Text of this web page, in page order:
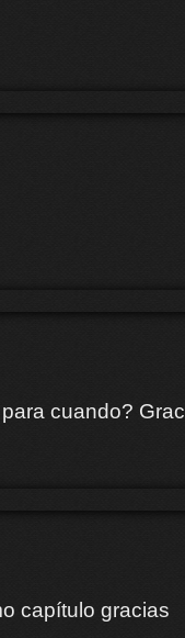
cuando?
capítulo gracias